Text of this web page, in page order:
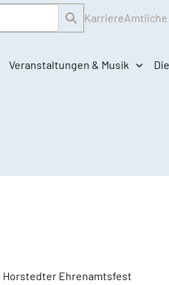
Karriere
Veranstaltungen & Musik
Horstedter Ehrenamtsfest